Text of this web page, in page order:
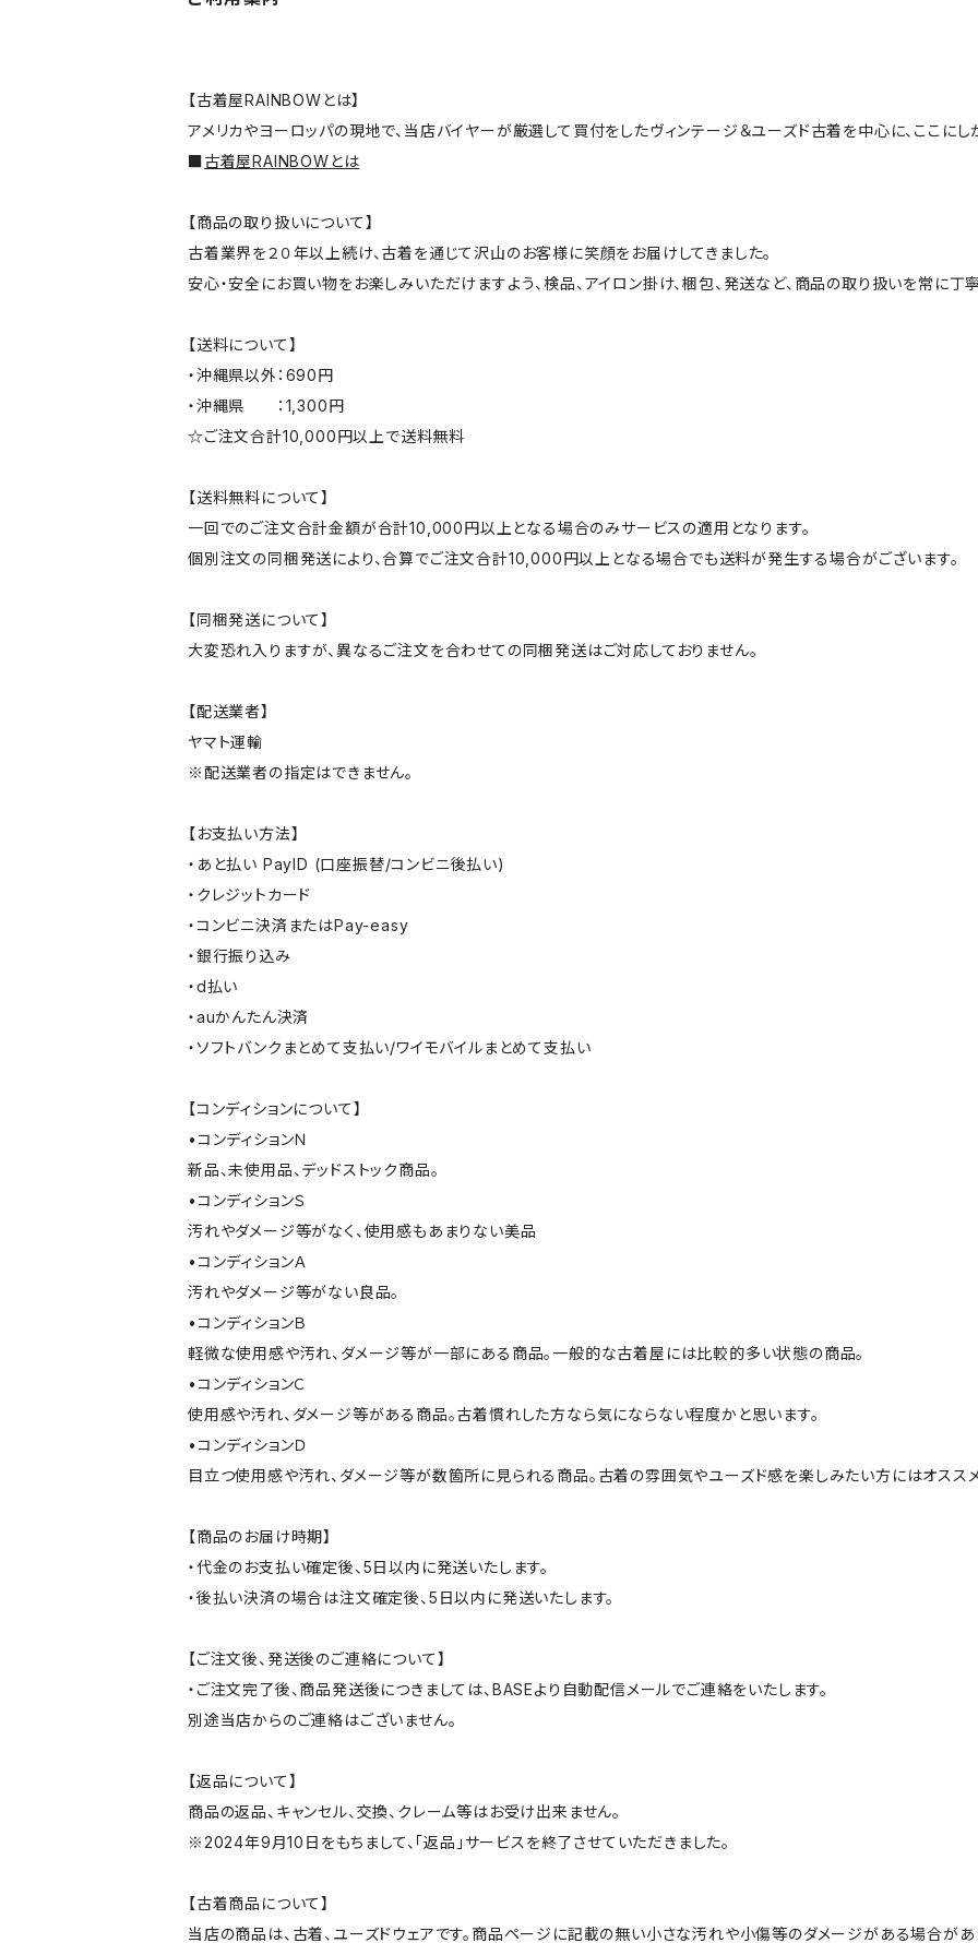
【古着屋RAINBOWとは】
アメリカやヨーロッパの現地で、当店バイヤーが厳選して買付をしたヴィンテージ＆ユーズド古着を中心に、ここに
■古着屋RAINBOWとは
【商品の取り扱いについて】
古着業界を２０年以上続け、古着を通じて沢山のお客様に笑顔をお届けしてきました。
安心・安全にお買い物をお楽しみいただけますよう、検品、アイロン掛け、梱包、発送など、商品の取り扱いを常に丁寧
【送料について】
・沖縄県以外：690円
・沖縄県 ：1,300円
☆ご注文合計10,000円以上で送料無料
【送料無料について】
一回でのご注文合計金額が合計10,000円以上となる場合のみサービスの適用となります。
個別注文の同梱発送により、合算でご注文合計10,000円以上となる場合でも送料が発生する場合がございます。
【同梱発送について】
大変恐れ入りますが、異なるご注文を合わせての同梱発送はご対応しておりません。
【配送業者】
ヤマト運輸
※配送業者の指定はできません。
【お支払い方法】
・あと払い PayID (口座振替/コンビニ後払い)
・クレジットカード
・コンビニ決済またはPay-easy
・銀行振り込み
・d払い
・auかんたん決済
・ソフトバンクまとめて支払い/ワイモバイルまとめて支払い
【コンディションについて】
•コンディションＮ
新品、未使用品、デッドストック商品。
•コンディションＳ
汚れやダメージ等がなく、使用感もあまりない美品
•コンディションＡ
汚れやダメージ等がない良品。
•コンディションＢ
軽微な使用感や汚れ、ダメージ等が一部にある商品。一般的な古着屋には比較的多い状態の商品。
•コンディションＣ
使用感や汚れ、ダメージ等がある商品。古着慣れした方なら気にならない程度かと思います。
•コンディションＤ
目立つ使用感や汚れ、ダメージ等が数箇所に見られる商品。古着の雰囲気やユーズド感を楽しみたい方にはオススメ
【商品のお届け時期】
・代金のお支払い確定後、5日以内に発送いたします。
・後払い決済の場合は注文確定後、5日以内に発送いたします。
【ご注文後、発送後のご連絡について】
・ご注文完了後、商品発送後につきましては、BASEより自動配信メールでご連絡をいたします。
別途当店からのご連絡はございません。
【返品について】
商品の返品、キャンセル、交換、クレーム等はお受け出来ません。
※2024年9月10日をもちまして、「返品」サービスを終了させていただきました。
【古着商品について】
当店の商品は、古着、ユーズドウェアです。商品ページに記載の無い小さな汚れや小傷等のダメージがある場合があ